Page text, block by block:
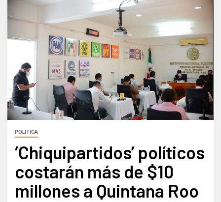
POLITICA
‘Chiquipartidos’ políticos
costarán más de $10
millones a Quintana Roo